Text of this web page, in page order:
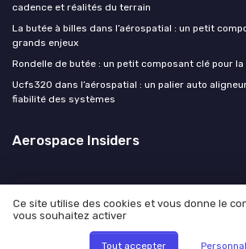
cadence et réalités du terrain
La butée à billes dans l’aérospatial : un petit
grands enjeux
Rondelle de butée : un petit composant clé pour
Ucfs320 dans l’aérospatial : un palier auto
fiabilité des systèmes
Aerospace Insiders
Mentions légales
© Aerospace Insiders 2026
Ce site utilise des cookies et vous donne le
vous souhaitez activer
Tout accepter